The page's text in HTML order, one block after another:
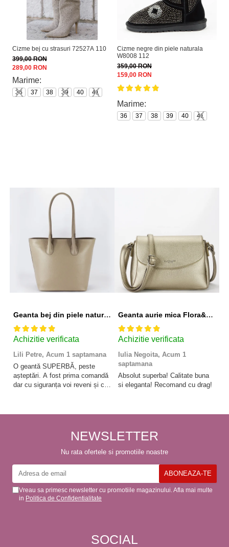
Cizme bej cu strasuri 72527A 110
399,00 RON
289,00 RON
Marime:
36 37 38 39 40 41
Cizme negre din piele naturala
W8008 112
359,00 RON
159,00 RON
Marime:
36 37 38 39 40 41
Geanta bej din piele naturala 8966 123
Achizitie verificata
Lili Petre, Acum 1 saptamana
O geantă SUPERBĂ, peste
așteptări. A fost prima comandă
dar cu siguranța voi reveni și cu
Geanta aurie mica Flora&CO Paris H6930 16
Achizitie verificata
Iulia Negoita, Acum 1
saptamana
Absolut superba! Calitate buna
si eleganta! Recomand cu drag!
NEWSLETTER
Nu rata ofertele si promotiile noastre
Vreau sa primesc newsletter cu promotiile magazinului. Afla mai multe
in Politica de Confidentialitate
SOCIAL